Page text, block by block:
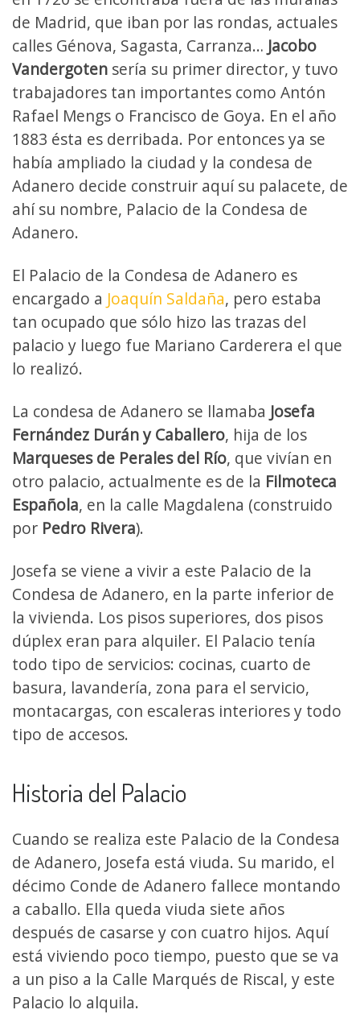
de Madrid, que iban por las rondas, actuales
calles Génova, Sagasta, Carranza… Jacobo
Vandergoten sería su primer director, y tuvo
trabajadores tan importantes como Antón
Rafael Mengs o Francisco de Goya. En el año
1883 ésta es derribada. Por entonces ya se
había ampliado la ciudad y la condesa de
Adanero decide construir aquí su palacete, de
ahí su nombre, Palacio de la Condesa de
Adanero.
El Palacio de la Condesa de Adanero es
encargado a Joaquín Saldaña, pero estaba
tan ocupado que sólo hizo las trazas del
palacio y luego fue Mariano Carderera el que
lo realizó.
La condesa de Adanero se llamaba Josefa
Fernández Durán y Caballero, hija de los
Marqueses de Perales del Río, que vivían en
otro palacio, actualmente es de la Filmoteca
Española, en la calle Magdalena (construido
por Pedro Rivera).
Josefa se viene a vivir a este Palacio de la
Condesa de Adanero, en la parte inferior de
la vivienda. Los pisos superiores, dos pisos
dúplex eran para alquiler. El Palacio tenía
todo tipo de servicios: cocinas, cuarto de
basura, lavandería, zona para el servicio,
montacargas, con escaleras interiores y todo
tipo de accesos.
Historia del Palacio
Cuando se realiza este Palacio de la Condesa
de Adanero, Josefa está viuda. Su marido, el
décimo Conde de Adanero fallece montando
a caballo. Ella queda viuda siete años
después de casarse y con cuatro hijos. Aquí
está viviendo poco tiempo, puesto que se va
a un piso a la Calle Marqués de Riscal, y este
Palacio lo alquila.